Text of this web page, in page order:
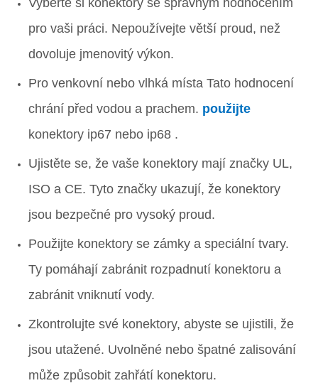
Vyberte si konektory se správným hodnocením
pro vaši práci. Nepoužívejte větší proud, než
dovoluje jmenovitý výkon.
Pro venkovní nebo vlhká místa Tato hodnocení
chrání před vodou a prachem. použijte
konektory ip67 nebo ip68 .
Ujistěte se, že vaše konektory mají značky UL,
ISO a CE. Tyto značky ukazují, že konektory
jsou bezpečné pro vysoký proud.
Použijte konektory se zámky a speciální tvary.
Ty pomáhají zabránit rozpadnutí konektoru a
zabránit vniknutí vody.
Zkontrolujte své konektory, abyste se ujistili, že
jsou utažené. Uvolněné nebo špatné zalisování
může způsobit zahřátí konektoru.